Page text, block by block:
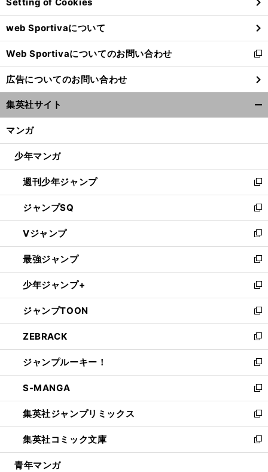
ド
ウ
で
開
く
web Sportivaについて
Web Sportivaについてのお問い合わせ
新
し
い
ウ
ィ
ン
ウ
開
く
広告についてのお問い合わせ
集英社サイト
マンガ
少年マンガ
週刊少年ジャンプ
新
し
い
ウ
ィ
ン
ド
ウ
で
開
く
ジャンプSQ
新
し
い
ウ
ィ
ン
ド
ウ
で
開
く
Vジャンプ
新
し
い
ウ
ィ
ン
ド
ウ
で
開
く
最強ジャンプ
新
し
い
ウ
ィ
ン
ド
ウ
で
開
く
少年ジャンプ+
新
し
い
ウ
ィ
ン
ド
ウ
で
開
く
ジャンプTOON
新
し
い
ウ
ィ
ン
ド
ウ
で
開
く
ZEBRACK
新
し
い
ウ
ィ
ン
ド
ウ
で
開
ジャンプルーキー！
新
し
い
ウ
ィ
ン
ド
ウ
S-MANGA
新
し
い
ウ
ィ
ン
集英社ジャンプリミックス
新
し
い
ウ
集英社コミック文庫
新
し
青年マンガ